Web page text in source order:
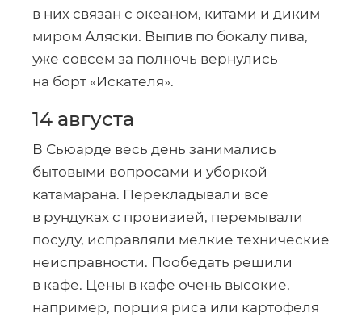
в них связан с океаном, китами и диким
миром Аляски. Выпив по бокалу пива,
уже совсем за полночь вернулись
на борт «Искателя».
14 августа
В Сьюарде весь день занимались
бытовыми вопросами и уборкой
катамарана. Перекладывали все
в рундуках с провизией, перемывали
посуду, исправляли мелкие технические
неисправности. Пообедать решили
в кафе. Цены в кафе очень высокие,
например, порция риса или картофеля